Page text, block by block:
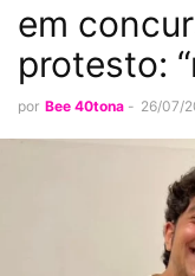
em
protesto:
por Bee 40tona - 26/07/